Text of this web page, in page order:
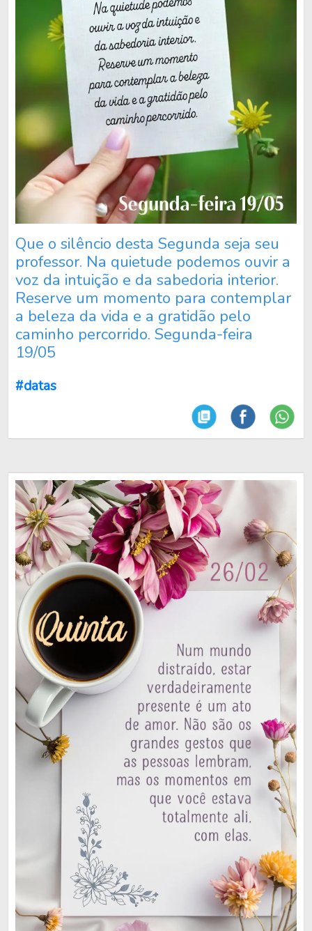
Que o silêncio desta Segunda seja seu
professor. Na quietude podemos ouvir a
voz da intuição e da sabedoria interior.
Reserve um momento para contemplar
a beleza da vida e a gratidão pelo
caminho percorrido. Segunda-feira
19/05
#datas